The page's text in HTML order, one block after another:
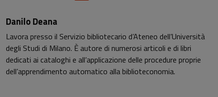
Danilo Deana
Lavora presso il Servizio bibliotecario d’Ateneo dell’Università
degli Studi di Milano. È autore di numerosi articoli e di libri
dedicati ai cataloghi e all’applicazione delle procedure proprie
dell’apprendimento automatico alla biblioteconomia.